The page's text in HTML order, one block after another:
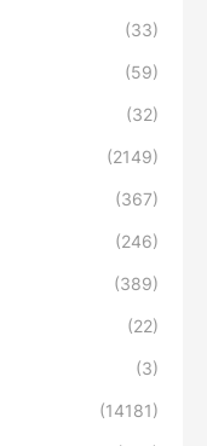
(33)
(59)
(32)
(2149)
(367)
(246)
(389)
(22)
(3)
(14181)